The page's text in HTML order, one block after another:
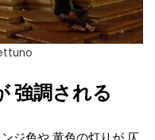
強調される